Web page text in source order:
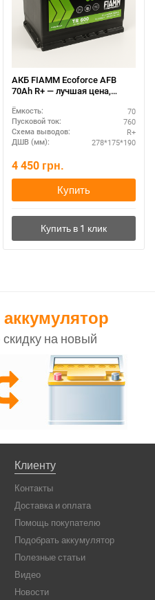
АКБ FIAMM Ecoforce AFB
70Ah R+ — лучшая цена,
Ёмкость: 70
Пусковой ток: 760
Схема выводов: R+
ДШВ (мм): 278*175*190
4 450 грн.
Купить
на новый
Клиенту
Контакты
Доставка и оплата
Помощь покупателю
Подобрать аккумулятор
Полезные статьи
Видео
Новости